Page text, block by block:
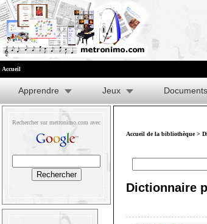
Accueil
Apprendre Jeux Documents
Rechercher sur metronimo.com avec
Accueil de la bibliothèque>
Dictionnaire